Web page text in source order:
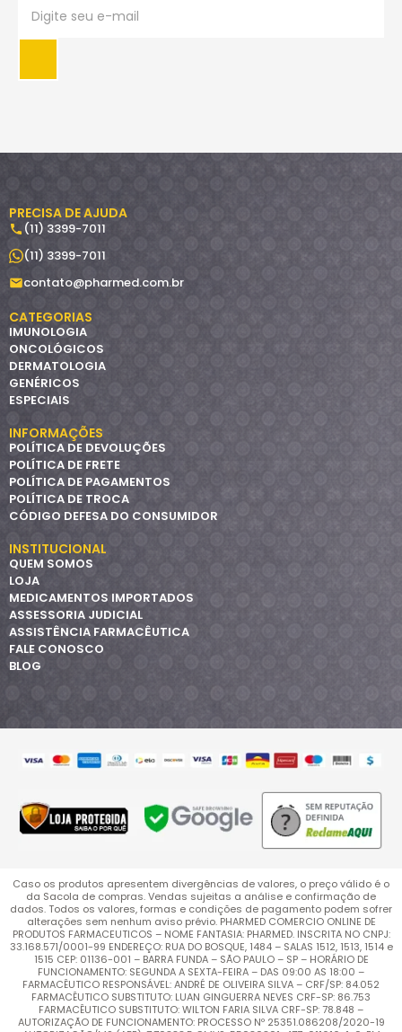
PRECISA DE AJUDA
(11) 3399-7011
(11) 3399-7011
contato@pharmed.com.br
CATEGORIAS
IMUNOLOGIA
ONCOLÓGICOS
DERMATOLOGIA
GENÉRICOS
ESPECIAIS
INFORMAÇÕES
POLÍTICA DE DEVOLUÇÕES
POLÍTICA DE FRETE
POLÍTICA DE PAGAMENTOS
POLÍTICA DE TROCA
CÓDIGO DEFESA DO CONSUMIDOR
INSTITUCIONAL
QUEM SOMOS
LOJA
MEDICAMENTOS IMPORTADOS
ASSESSORIA JUDICIAL
ASSISTÊNCIA FARMACÊUTICA
FALE CONOSCO
BLOG
Caso os produtos apresentem divergências de valores, o preço válido é o
da Sacola de compras. Vendas sujeitas a análise e confirmação de
dados. Todos os valores, formas e condições de pagamento podem sofrer
alterações sem nenhum aviso prévio. PHARMED COMERCIO ONLINE DE
PRODUTOS FARMACEUTICOS – NOME FANTASIA: PHARMED. INSCRITA NO CNPJ:
33.168.571/0001-99 ENDEREÇO: RUA DO BOSQUE, 1484 – SALAS 1512, 1513, 1514 e
1515 CEP: 01136-001 – BARRA FUNDA – SÃO PAULO – SP – HORÁRIO DE
FUNCIONAMENTO: SEGUNDA A SEXTA-FEIRA – DAS 09:00 AS 18:00 –
FARMACÊUTICO RESPONSÁVEL: ANDRÉ DE OLIVEIRA SILVA – CRF/SP: 84.052
FARMACÊUTICO SUBSTITUTO: LUAN GINGUERRA NEVES CRF-SP: 86.753
FARMACÊUTICO SUBSTITUTO: WILTON FARIA SILVA CRF-SP: 78.848 –
AUTORIZAÇÃO DE FUNCIONAMENTO: PROCESSO Nº 25351.086208/2020-19